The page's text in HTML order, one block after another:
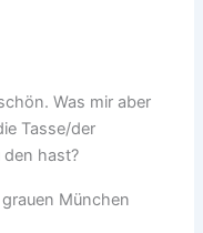
Was mir aber
Tasse/der
den hast?
München